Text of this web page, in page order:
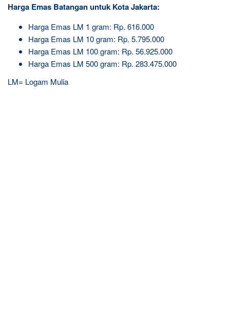
Harga Emas Batangan untuk Kota Jakarta:
Harga Emas LM 1 gram: Rp. 616.000
Harga Emas LM 10 gram: Rp. 5.795.000
Harga Emas LM 100 gram: Rp. 56.925.000
Harga Emas LM 500 gram: Rp. 283.475.000
LM= Logam Mulia